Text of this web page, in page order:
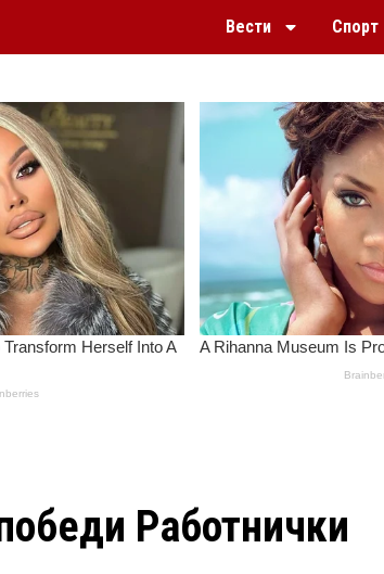
Вести Спорт
Работнички